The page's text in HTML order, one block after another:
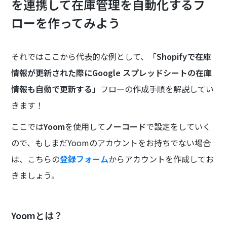
を連携して在庫管理を自動化するフ
ローを作ってみよう
それではここから代表的な例として、「Shopifyで在庫
情報が更新された際にGoogle スプレッドシートの在庫
情報も自動で更新する」フローの作成手順を解説してい
きます！
ここではYoomを使用してノーコードで設定をしていく
ので、もしまだYoomのアカウントをお持ちでない場合
は、こちらの登録フォームからアカウントを作成してお
きましょう。
Yoomとは？